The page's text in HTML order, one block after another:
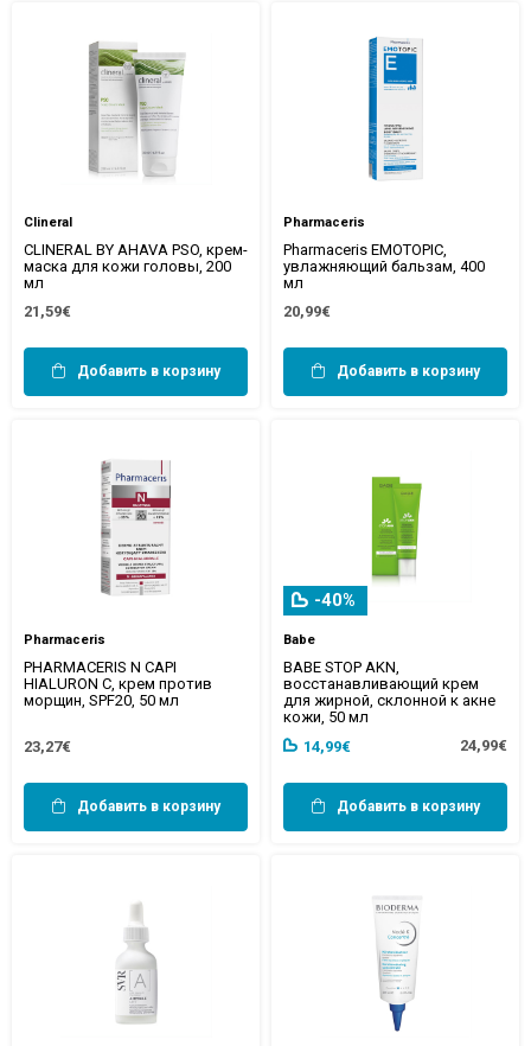
Clineral
CLINERAL BY AHAVA PSO, крем-
маска для кожи головы, 200
мл
21,59€
Добавить в корзину
Pharmaceris
Pharmaceris EMOTOPIC,
увлажняющий бальзам, 400
мл
20,99€
Добавить в корзину
Pharmaceris
PHARMACERIS N CAPI
HIALURON C, крем против
морщин, SPF20, 50 мл
23,27€
Добавить в корзину
-40%
Babe
BABE STOP AKN,
восстанавливающий крем
для жирной, склонной к акне
кожи, 50 мл
14,99€
24,99€
Добавить в корзину